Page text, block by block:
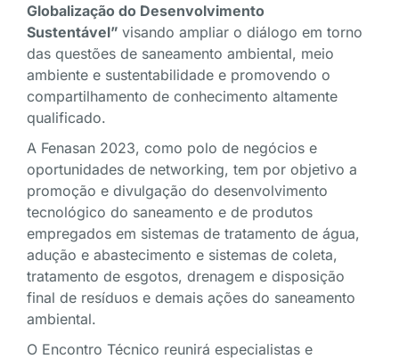
Globalização do Desenvolvimento
Sustentável” visando ampliar o diálogo em torno
das questões de saneamento ambiental, meio
ambiente e sustentabilidade e promovendo o
compartilhamento de conhecimento altamente
qualificado.
A Fenasan 2023, como polo de negócios e
oportunidades de networking, tem por objetivo a
promoção e divulgação do desenvolvimento
tecnológico do saneamento e de produtos
empregados em sistemas de tratamento de água,
adução e abastecimento e sistemas de coleta,
tratamento de esgotos, drenagem e disposição
final de resíduos e demais ações do saneamento
ambiental.
O Encontro Técnico reunirá especialistas e